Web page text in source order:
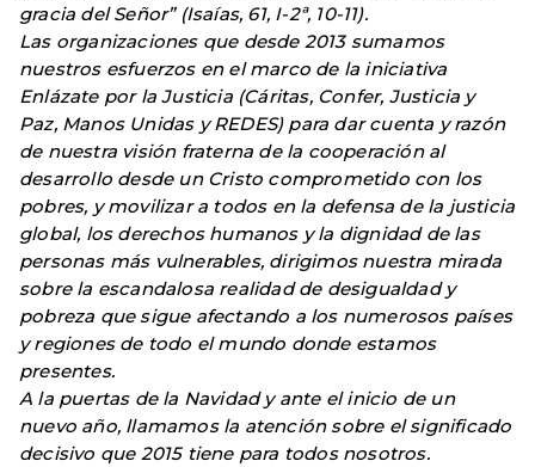
gracia del Señor” (Isaías, 61, I-2ª, 10-11).
Las organizaciones que desde 2013 sumamos
nuestros esfuerzos en el marco de la iniciativa
Enlázate por la Justicia (Cáritas, Confer, Justicia y
Paz, Manos Unidas y REDES) para dar cuenta y razón
de nuestra visión fraterna de la cooperación al
desarrollo desde un Cristo comprometido con los
pobres, y movilizar a todos en la defensa de la justicia
global, los derechos humanos y la dignidad de las
personas más vulnerables, dirigimos nuestra mirada
sobre la escandalosa realidad de desigualdad y
pobreza que sigue afectando a los numerosos países
y regiones de todo el mundo donde estamos
presentes.
A la puertas de la Navidad y ante el inicio de un
nuevo año, llamamos la atención sobre el significado
decisivo que 2015 tiene para todos nosotros.